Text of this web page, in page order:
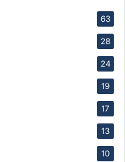
63
28
24
19
17
13
10